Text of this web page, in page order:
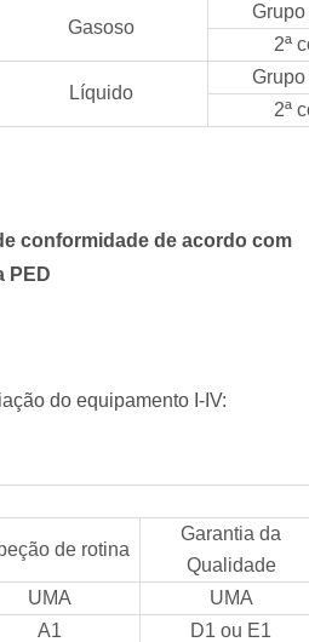
Gasoso
2ª
Líquido
2ª
conformidade de acordo com
PED
do equipamento I-IV:
de rotina
Garantia da
Qualidade
UMA
UMA
A1 D1 ou E1